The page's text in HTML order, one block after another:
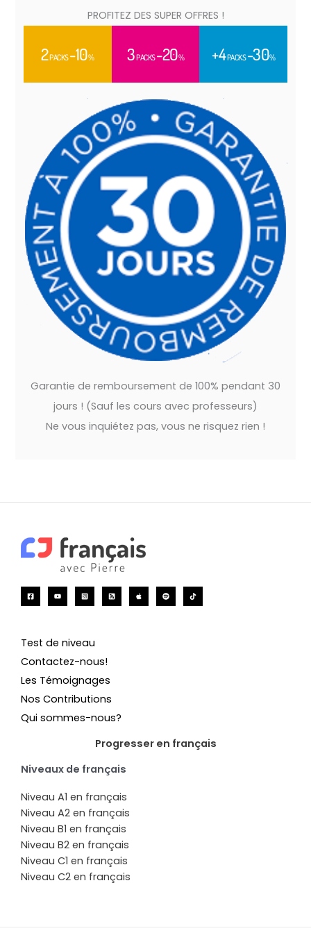
PROFITEZ DES SUPER OFFRES !
2PACKS-10% 3PACKS-20% +4PACKS-30%
Garantie de remboursement de 100% pendant 30
jours ! (Sauf les cours avec professeurs)
Ne vous inquiétez pas, vous ne risquez rien !
Test de niveau
Contactez-nous!
Les Témoignages
Nos Contributions
Qui sommes-nous?
Progresser en français
Niveaux de français
Niveau A1 en français
Niveau A2 en français
Niveau B1 en français
Niveau B2 en français
Niveau C1 en français
Niveau C2 en français